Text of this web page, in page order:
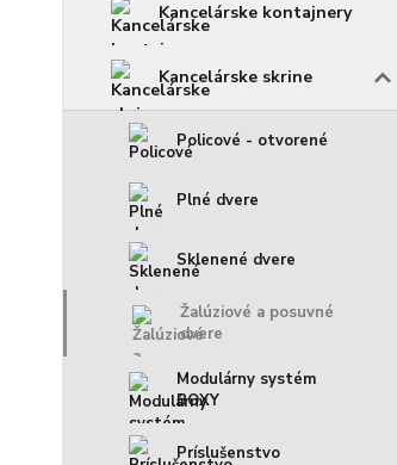
Kancelárske kontajnery
Kancelárske skrine
Policové - otvorené
Plné dvere
Sklenené dvere
Žalúziové a posuvné
dvere
Modulárny systém
BOXY
Príslušenstvo